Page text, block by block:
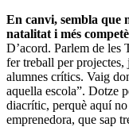
En canvi, sembla que
natalitat i més
D’acord. Parlem de
fer treball per
alumnes crítics. Vaig
aquella escola”. Dotze
diacrític, perquè aquí
emprenedora, que sap